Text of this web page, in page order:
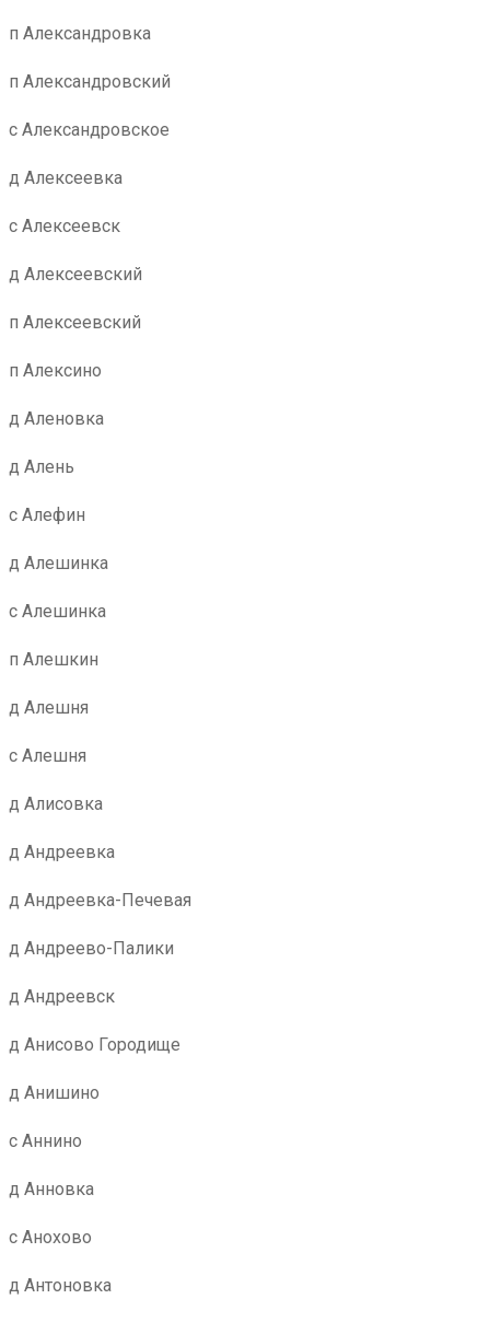
п Александровка
п Александровский
с Александровское
д Алексеевка
с Алексеевск
д Алексеевский
п Алексеевский
п Алексино
д Аленовка
д Алень
с Алефин
д Алешинка
с Алешинка
п Алешкин
д Алешня
с Алешня
д Алисовка
д Андреевка
д Андреевка-Печевая
д Андреево-Палики
д Андреевск
д Анисово Городище
д Анишино
с Аннино
д Анновка
с Анохово
д Антоновка